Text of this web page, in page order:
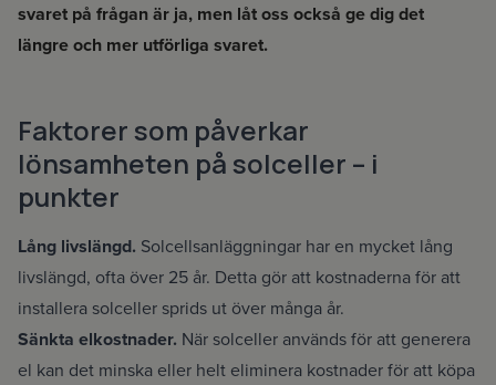
Villaägare
svaret på frågan är ja, men låt oss också ge dig det
längre och mer utförliga svaret.
Faktorer som påverkar
lönsamheten på solceller – i
punkter
Lång livslängd. Solcellsanläggningar har en mycket lång
livslängd, ofta över 25 år. Detta gör att kostnaderna för att
installera solceller sprids ut över många år.
Sänkta elkostnader. När solceller används för att generera
el kan det minska eller helt eliminera kostnader för att köpa